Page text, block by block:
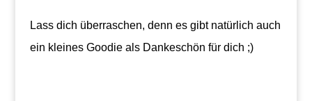
Lass dich überraschen, denn es gibt natürlich auch
ein kleines Goodie als Dankeschön für dich ;)